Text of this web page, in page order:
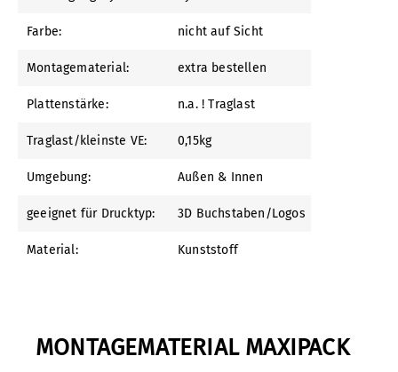
Farbe: nicht auf Sicht
Montagematerial: extra bestellen
Plattenstärke: n.a. ! Traglast
Traglast/kleinste VE: 0,15kg
Umgebung: Außen & Innen
geeignet für Drucktyp: 3D Buchstaben/Logos
Material: Kunststoff
MONTAGEMATERIAL MAXIPACK